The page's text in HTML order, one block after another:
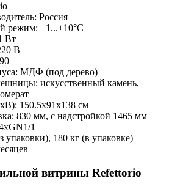
Россия
режим: +1...+10°С
Вт
В
МДФ (под дерево)
искусственный камень,
150.5х91х138 см
830 мм, с надстройкой 1465 мм
1
упаковки), 180 кг (в упаковке)
витрины Refettorio